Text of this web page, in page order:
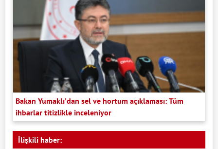
Bakan Yumaklı’dan sel ve hortum açıklaması: Tüm
ihbarlar titizlikle inceleniyor
İlişkili haber: